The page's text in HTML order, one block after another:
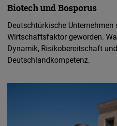
Biotech und Bosporus
Deutschtürkische
Wirtschaftsfaktor geworden.
Dynamik, Risikobereitschaft
Deutschlandkompetenz.